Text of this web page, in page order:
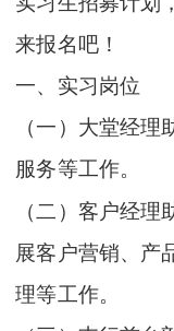
来报名吧！
一、实习岗位
（一）大堂经
服务等工作。
（二）客户经
展客户营销、产
理等工作。